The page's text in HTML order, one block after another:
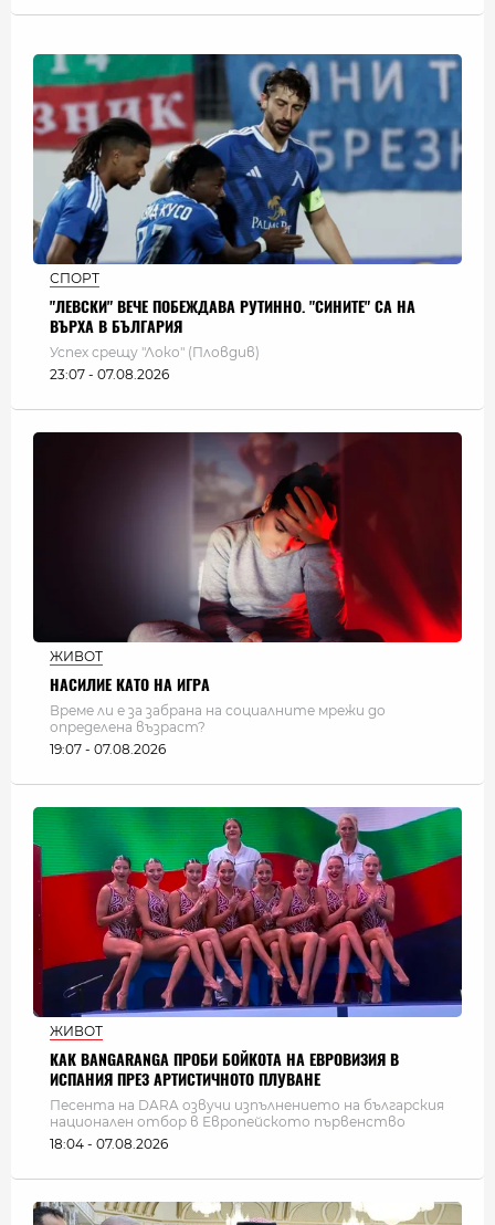
СПОРТ
"ЛЕВСКИ" ВЕЧЕ ПОБЕЖДАВА РУТИННО. "СИНИТЕ" СА НА
ВЪРХА В БЪЛГАРИЯ
Успех срещу "Локо" (Пловдив)
23:07 - 07.08.2026
ЖИВОТ
НАСИЛИЕ КАТО НА ИГРА
Време ли е за забрана на социалните мрежи до
определена възраст?
19:07 - 07.08.2026
ЖИВОТ
КАК BANGARANGA ПРОБИ БОЙКОТА НА ЕВРОВИЗИЯ В
ИСПАНИЯ ПРЕЗ АРТИСТИЧНОТО ПЛУВАНЕ
Песента на DARA озвучи изпълнението на българския
национален отбор в Европейското първенство
18:04 - 07.08.2026